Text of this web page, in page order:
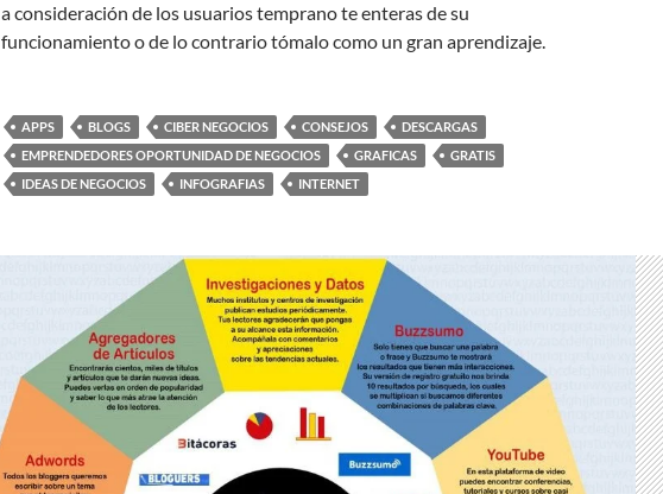
a consideración de los usuarios temprano te enteras de su
funcionamiento o de lo contrario tómalo como un gran aprendizaje.
APPS BLOGS CIBER NEGOCIOS CONSEJOS
DESCARGAS
EMPRENDEDORES OPORTUNIDAD DE NEGOCIOS
GRAFICAS
GRATIS
IDEAS DE NEGOCIOS
INFOGRAFIAS INTERNET